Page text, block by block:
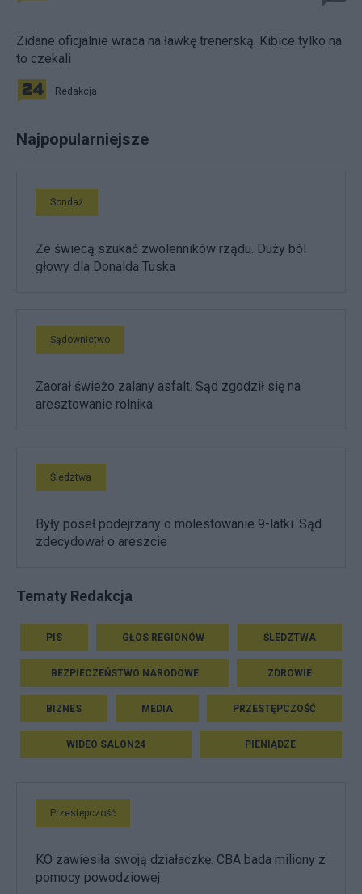
Zidane oficjalnie wraca na ławkę trenerską. Kibice tylko na
to czekali
Redakcja
Najpopularniejsze
Sondaż
Ze świecą szukać zwolenników rządu. Duży ból
głowy dla Donalda Tuska
Sądownictwo
Zaorał świeżo zalany asfalt. Sąd zgodził się na
aresztowanie rolnika
Śledztwa
Były poseł podejrzany o molestowanie 9-latki. Sąd
zdecydował o areszcie
Tematy Redakcja
PIS GŁOS REGIONÓW ŚLEDZTWA
BEZPIECZEŃSTWO NARODOWE ZDROWIE
BIZNES MEDIA PRZESTĘPCZOŚĆ
WIDEO SALON24 PIENIĄDZE
Przestępczość
KO zawiesiła swoją działaczkę. CBA bada miliony z
pomocy powodziowej